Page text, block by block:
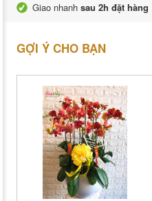
Giao nhanh sau 2h đặt hàng
GỢI Ý CHO BẠN